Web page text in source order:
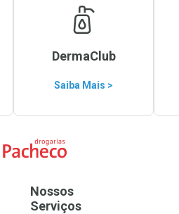
DermaClub
Saiba Mais >
a Home
Nossos
Serviços